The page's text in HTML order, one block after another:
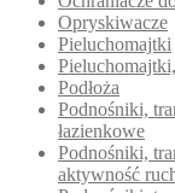
Opryskiwacze
Pieluchomajtki
Podłoża
Podnośniki,
łazienkowe
Podnośniki,
aktywność